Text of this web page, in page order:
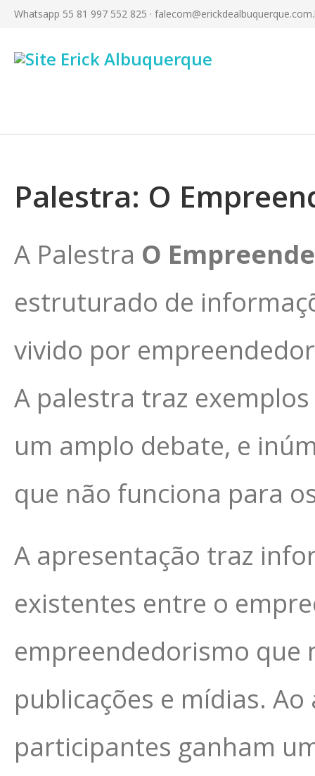
Whatsapp 55 81 997 552 825 ·
Palestra: O
A Palestra O
estruturado de
vivido por
A palestra traz
um amplo debate, e
que não funciona para
A apresentação traz
existentes entre o
empreendedorismo que
publicações e mídias.
participantes ganham